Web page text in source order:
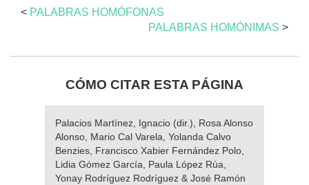
< PALABRAS HOMÓFONAS
PALABRAS HOMÓNIMAS >
CÓMO CITAR ESTA PÁGINA
Palacios Martínez, Ignacio (dir.), Rosa Alonso
Alonso, Mario Cal Varela, Yolanda Calvo
Benzies, Francisco Xabier Fernández Polo,
Lidia Gómez García, Paula López Rúa,
Yonay Rodríguez Rodríguez & José Ramón